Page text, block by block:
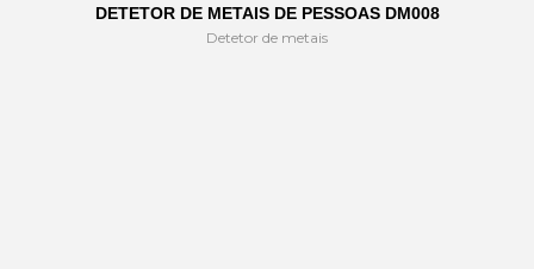
DETETOR DE METAIS DE PESSOAS DM008
Detetor de metais